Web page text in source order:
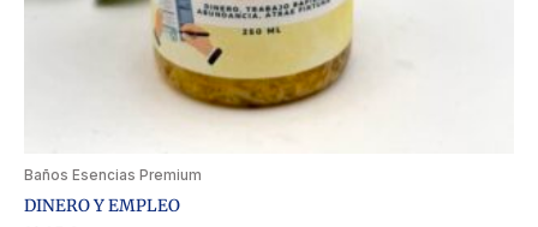
Baños Esencias Premium
DINERO Y EMPLEO